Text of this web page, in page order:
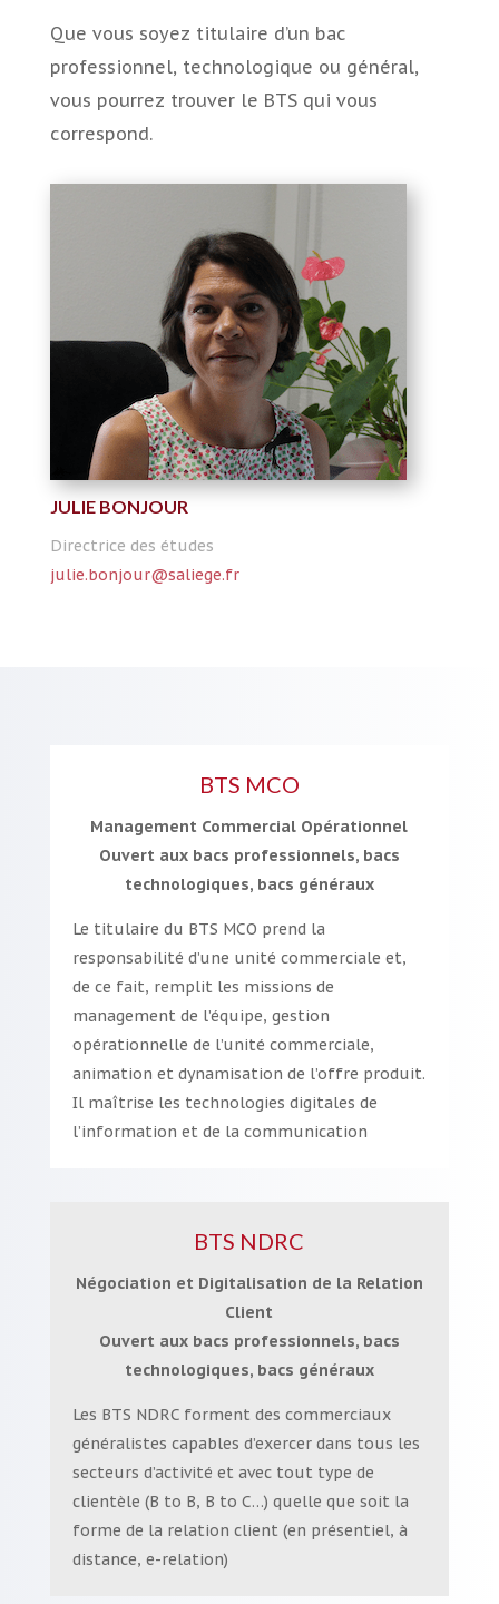
Que vous soyez titulaire d’un bac
professionnel, technologique ou général,
vous pourrez trouver le BTS qui vous
correspond.
JULIE BONJOUR
Directrice des études
julie.bonjour@saliege.fr
BTS MCO
Management Commercial Opérationnel
Ouvert aux bacs professionnels, bacs
technologiques, bacs généraux
Le titulaire du BTS MCO prend la
responsabilité d’une unité commerciale et,
de ce fait, remplit les missions de
management de l’équipe, gestion
opérationnelle de l’unité commerciale,
animation et dynamisation de l’offre produit.
Il maîtrise les technologies digitales de
l’information et de la communication
BTS NDRC
Négociation et Digitalisation de la Relation
Client
Ouvert aux bacs professionnels, bacs
technologiques, bacs généraux
Les BTS NDRC forment des commerciaux
généralistes capables d’exercer dans tous les
secteurs d’activité et avec tout type de
clientèle (B to B, B to C…) quelle que soit la
forme de la relation client (en présentiel, à
distance, e-relation)